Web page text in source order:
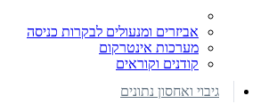
אביזרים ומנעולים לבקרות כניסה
מערכות אינטרקום
קודנים וקוראים
גיבוי ואחסון נתונים